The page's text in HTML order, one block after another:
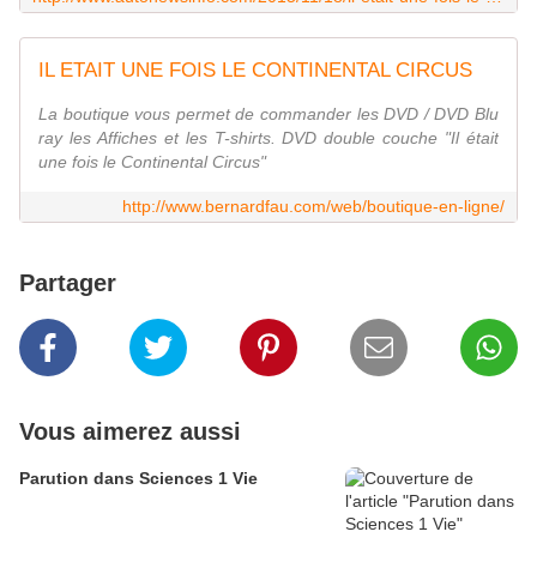
IL ETAIT UNE FOIS LE CONTINENTAL CIRCUS
La boutique vous permet de commander les DVD / DVD Blu
ray les Affiches et les T-shirts. DVD double couche "Il était
une fois le Continental Circus"
http://www.bernardfau.com/web/boutique-en-ligne/
Partager
Vous aimerez aussi
Parution dans Sciences 1 Vie